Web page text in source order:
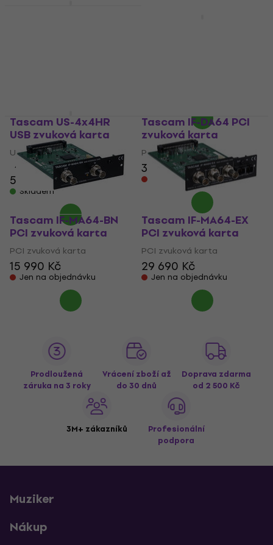
Tascam US-4x4HR
USB zvuková karta
USB zvuková karta
4,4 /5
5 111 Kč
Skladem
Tascam IF-DA64 PCI
zvuková karta
PCI zvuková karta
30 390 Kč
Jen na objednávku
Tascam IF-MA64-BN
PCI zvuková karta
PCI zvuková karta
15 990 Kč
Jen na objednávku
Tascam IF-MA64-EX
PCI zvuková karta
PCI zvuková karta
29 690 Kč
Jen na objednávku
Prodloužená
záruka na 3 roky
Vrácení zboží až
do 30 dnů
Doprava zdarma
od 2 500 Kč
3M+ zákazníků
Profesionální
podpora
Muziker
Nákup